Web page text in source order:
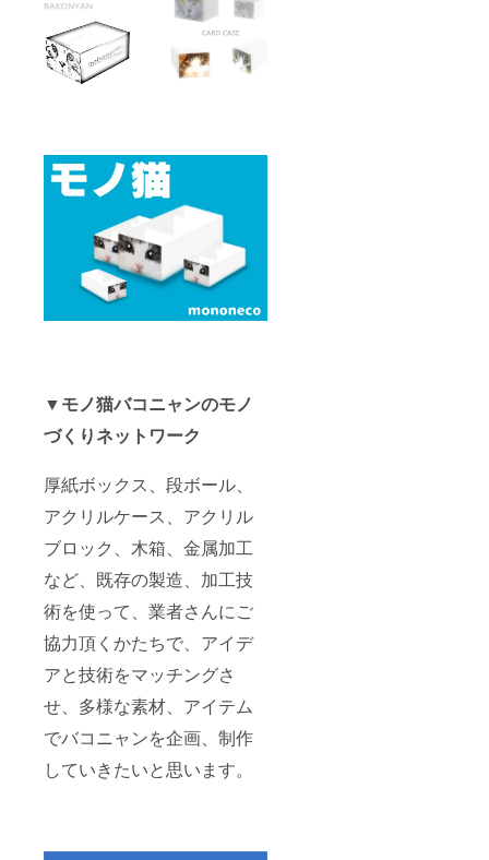
▼モノ猫バコニャンのモノ
づくりネットワーク
厚紙ボックス、段ボール、
アクリルケース、アクリル
ブロック、木箱、金属加工
など、既存の製造、加工技
術を使って、業者さんにご
協力頂くかたちで、アイデ
アと技術をマッチングさ
せ、多様な素材、アイテム
でバコニャンを企画、制作
していきたいと思います。